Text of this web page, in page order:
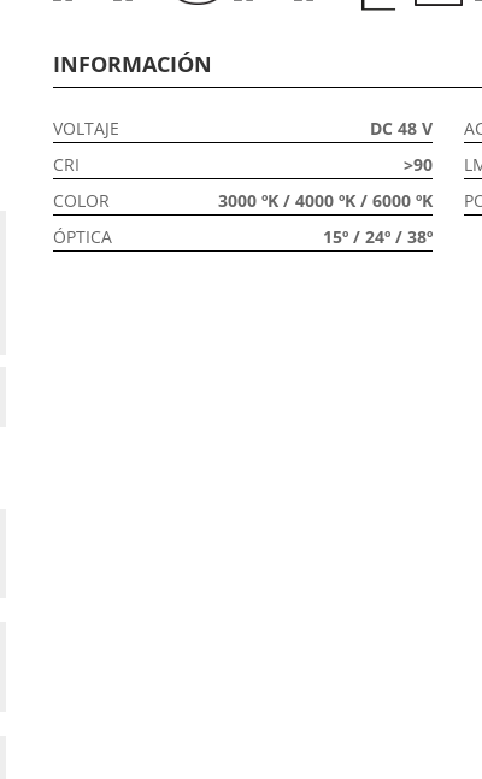
INFORMACIÓN
VOLTAJE
DC 48 V
CRI
>90
COLOR
3000 ºK / 4000 ºK / 6000 ºK
ÓPTICA
15º / 24º / 38º